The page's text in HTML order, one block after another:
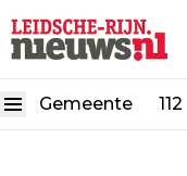
Gemeente 112